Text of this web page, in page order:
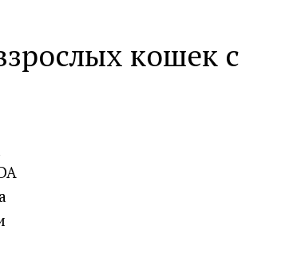
кошек с